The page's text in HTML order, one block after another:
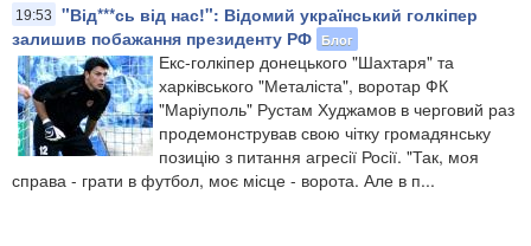
19:53
"Від***сь від нас!": Відомий український голкіпер
залишив побажання президенту РФ Блог
Екс-голкіпер донецького "Шахтаря" та
харківського "Металіста", воротар ФК
"Маріуполь" Рустам Худжамов в черговий раз
продемонстрував свою чітку громадянську
позицію з питання агресії Росії. "Так, моя
справа - грати в футбол, моє місце - ворота. Але в п...